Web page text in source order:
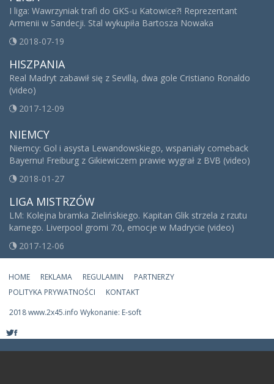
I liga: Wawrzyniak trafi do GKS-u Katowice?! Reprezentant
Armenii w Sandecji. Stal wykupiła Bartosza Nowaka
2018-07-19
HISZPANIA
Real Madryt zabawił się z Sevillą, dwa gole Cristiano Ronaldo
(video)
2017-12-09
NIEMCY
Niemcy: Gol i asysta Lewandowskiego, wspaniały comeback
Bayernu! Freiburg z Gikiewiczem prawie wygrał z BVB (video)
2018-01-27
LIGA MISTRZÓW
LM: Kolejna bramka Zielińskiego. Kapitan Glik strzela z rzutu
karnego. Liverpool gromi 7:0, emocje w Madrycie (video)
2017-12-06
HOME REKLAMA REGULAMIN
PARTNERZY
POLITYKA PRYWATNOŚCI
KONTAKT
2018 www.2x45.info Wykonanie: E-soft